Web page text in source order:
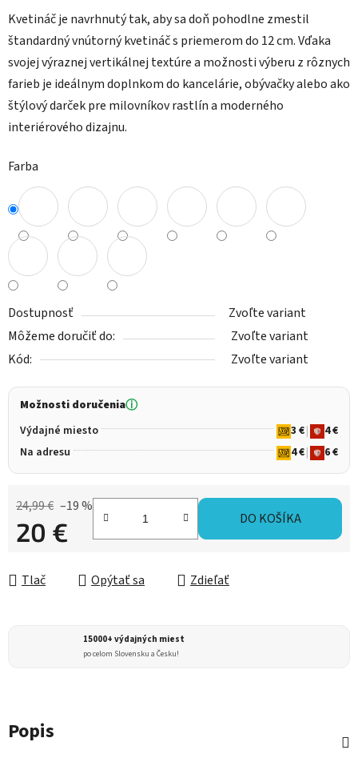
Kvetináč je navrhnutý tak, aby sa doň pohodlne zmestil
štandardný vnútorný kvetináč s priemerom do 12 cm. Vďaka
svojej výraznej vertikálnej textúre a možnosti výberu z rôznych
farieb je ideálnym doplnkom do kancelárie, obývačky alebo ako
štýlový darček pre milovníkov rastlín a moderného
interiérového dizajnu.
Farba
Dostupnosť
Zvoľte variant
Môžeme doručiť do:
Zvoľte variant
Kód:
Zvoľte variant
Možnosti doručeniaⓘ
Výdajné miesto 3 €|
4 €
Na adresu
4 €| 6 €
24,99 € –19 %
20 € DO KOŠÍKA
Tlač Opýtať sa Zdieľať
15000+ výdajných miest
po celom Slovensku a Česku!
Popis